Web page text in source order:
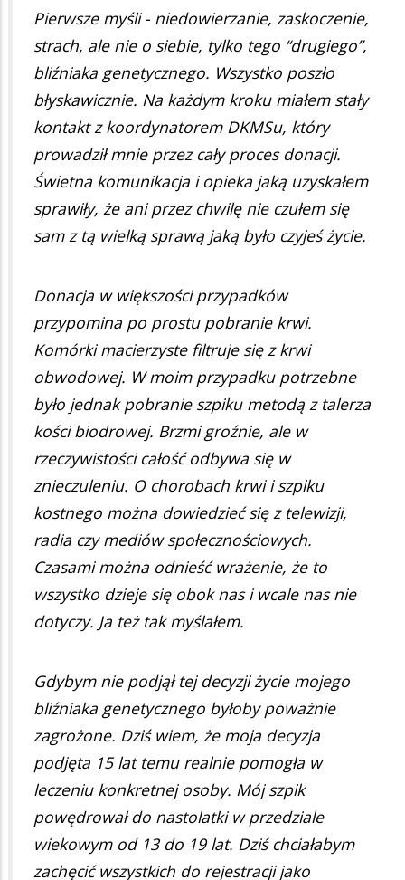
Pierwsze myśli - niedowierzanie, zaskoczenie,
strach, ale nie o siebie, tylko tego “drugiego”,
bliźniaka genetycznego. Wszystko poszło
błyskawicznie. Na każdym kroku miałem stały
kontakt z koordynatorem DKMSu, który
prowadził mnie przez cały proces donacji.
Świetna komunikacja i opieka jaką uzyskałem
sprawiły, że ani przez chwilę nie czułem się
sam z tą wielką sprawą jaką było czyjeś życie.
Donacja w większości przypadków
przypomina po prostu pobranie krwi.
Komórki macierzyste filtruje się z krwi
obwodowej. W moim przypadku potrzebne
było jednak pobranie szpiku metodą z talerza
kości biodrowej. Brzmi groźnie, ale w
rzeczywistości całość odbywa się w
znieczuleniu. O chorobach krwi i szpiku
kostnego można dowiedzieć się z telewizji,
radia czy mediów społecznościowych.
Czasami można odnieść wrażenie, że to
wszystko dzieje się obok nas i wcale nas nie
dotyczy. Ja też tak myślałem.
Gdybym nie podjął tej decyzji życie mojego
bliźniaka genetycznego byłoby poważnie
zagrożone. Dziś wiem, że moja decyzja
podjęta 15 lat temu realnie pomogła w
leczeniu konkretnej osoby. Mój szpik
powędrował do nastolatki w przedziale
wiekowym od 13 do 19 lat. Dziś chciałabym
zachęcić wszystkich do rejestracji jako